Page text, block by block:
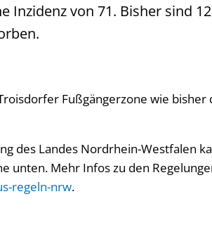
Inzidenz von 71. Bisher sind
Fußgängerzone wie bisher
des Landes Nordrhein-Westfalen
unten. Mehr Infos zu den
regeln-nrw.